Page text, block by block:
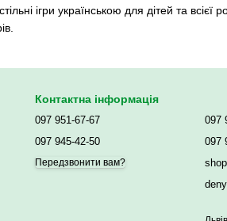
ігри українською для дітей та всієї
Контактна інформація
097 951-67-67
097 945-42-50
Передзвонити вам?
097
097